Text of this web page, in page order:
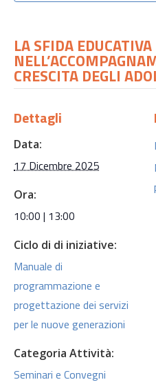
LA SFIDA EDUCATIVA
CRESCITA DEGLI
Dettagli
Data:
17 Dicembre 2025
Ora:
10:00 | 13:00
Ciclo di di iniziative:
Manuale di
programmazione e
progettazione dei servizi
per le nuove generazioni
Categoria Attività:
Seminari e Convegni